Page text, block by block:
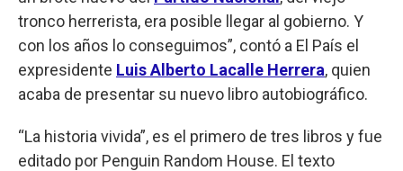
tronco herrerista, era posible llegar al gobierno. Y
con los años lo conseguimos”, contó a El País el
expresidente Luis Alberto Lacalle Herrera, quien
acaba de presentar su nuevo libro autobiográfico.
“La historia vivida”, es el primero de tres libros y fue
editado por Penguin Random House. El texto